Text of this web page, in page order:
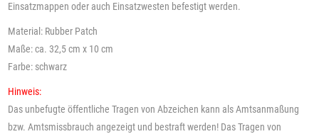
Einsatzmappen oder auch Einsatzwesten befestigt werden.
Material: Rubber Patch
Maße: ca. 32,5 cm x 10 cm
Farbe: schwarz
Hinweis:
Das unbefugte öffentliche Tragen von Abzeichen kann als Amtsanmaßung
bzw. Amtsmissbrauch angezeigt und bestraft werden! Das Tragen von